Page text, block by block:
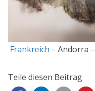
Frankreich – Andorra –
Teile diesen Beitrag